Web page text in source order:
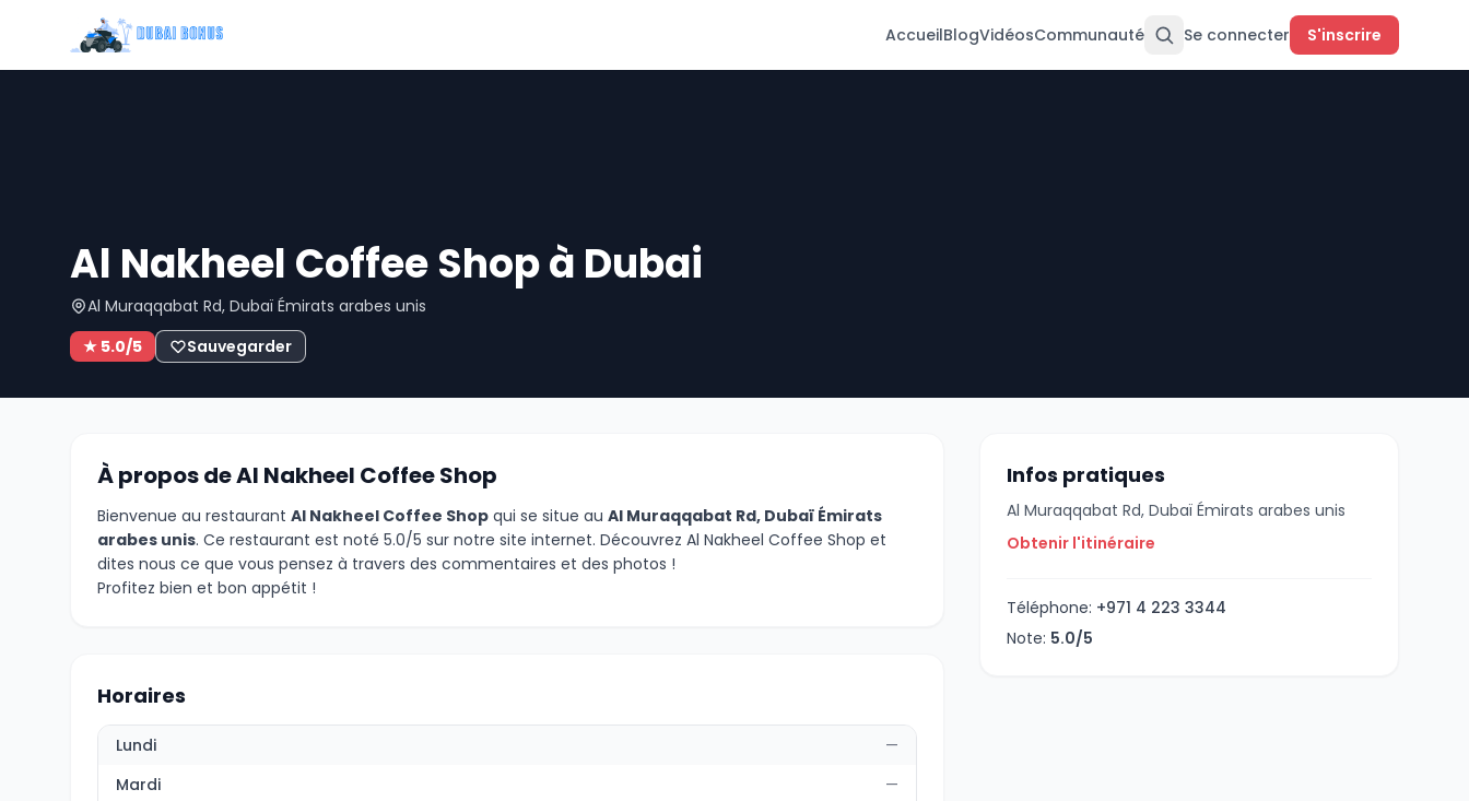
AccueilBlogVidéosCommunauté Se connecter S'inscrire
Al Nakheel Coffee Shop à Dubai
Al Muraqqabat Rd, Dubaï Émirats arabes unis
★ 5.0/5
Sauvegarder
À propos de Al Nakheel Coffee Shop
Bienvenue au restaurant Al Nakheel Coffee Shop qui se situe au Al Muraqqabat Rd, Dubaï Émirats
arabes unis. Ce restaurant est noté 5.0/5 sur notre site internet. Découvrez Al Nakheel Coffee Shop et
dites nous ce que vous pensez à travers des commentaires et des photos !
Profitez bien et bon appétit !
Horaires
Lundi
—
Mardi
—
Infos pratiques
Al Muraqqabat Rd, Dubaï Émirats arabes unis
Obtenir l'itinéraire
Téléphone: +971 4 223 3344
Note: 5.0/5